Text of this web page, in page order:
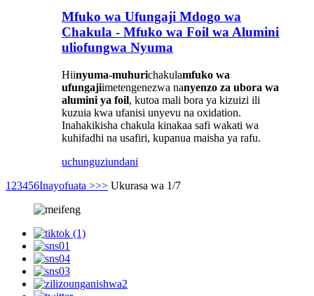
Mfuko wa Ufungaji Mdogo wa
Chakula - Mfuko wa Foil wa Alumini
uliofungwa Nyuma
Hiinyuma-muhurichakulamfuko wa
ufungajiimetengenezwa nanyenzo za ubora wa
alumini ya foil, kutoa mali bora ya kizuizi ili
kuzuia kwa ufanisi unyevu na oxidation.
Inahakikisha chakula kinakaa safi wakati wa
kuhifadhi na usafiri, kupanua maisha ya rafu.
uchunguziundani
1 23456Inayofuata >>> Ukurasa wa 1/7